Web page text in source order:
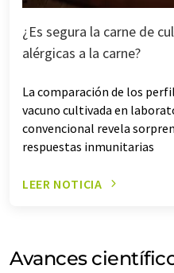
¿Es segura la carne de
alérgicas a la carne?
La comparación de los
vacuno cultivada en
convencional revela
respuestas inmunitarias
LEER NOTICIA
Avances